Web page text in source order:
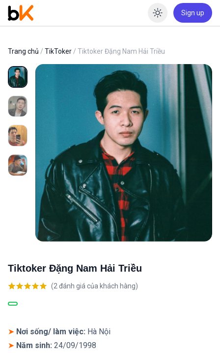
Enable
Sign up
Trang chủ / TikToker / Tiktoker Đặng Nam Hải Triều
Tiktoker Đặng Nam Hải Triều
dựa trên
(2 đánh giá của khách hàng)
➤ Nơi sống/ làm việc: Hà Nội
➤ Năm sinh: 24/09/1998